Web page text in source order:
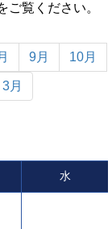
覧ください。
9月 10月
3月
水